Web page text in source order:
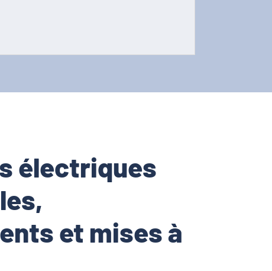
électriques
et mises à